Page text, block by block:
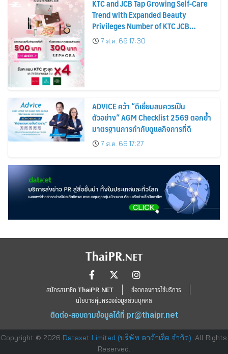
KTC and JCB Tap Growing Self-Care
Trend with Expanded Beauty
Privileges Number of KTC JCB
Cardmembers Spending on
Cosmetics Rises 26%
7 ส.ค. 69 17:30
ADVICE คว้า “ดีเยี่ยมสมควรเป็น
ตัวอย่าง” AGM Checklist 2569 ตอกย้ำ
มาตรฐานการกำกับดูแลกิจการที่ดี
7 ส.ค. 69 17:27
สมัครสมาชิก ThaiPR.NET
ข้อตกลงการใช้บริการ
นโยบายคุ้มครองข้อมูลส่วนบุคคล
ติดต่อ-สอบถามข้อมูลได้ที่ pr@thaipr.net
Copyright © 2026 Dataxet Limited (บริษัท ดาต้าเซ็ต จำกัด). All Rights
Reserved.